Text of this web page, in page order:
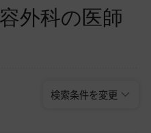
外科の医師
検索条件を変更